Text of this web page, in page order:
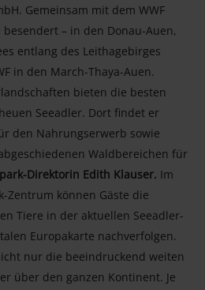
Gemeinsam mit dem WWF
– in den Donau-Auen,
entlang des Leithagebirges
in den March-Thaya-Auen.
bieten die besten
Seeadler. Dort findet er
den Nahrungserwerb sowie
Waldbereichen für
Direktorin Edith Klauser. Im
Zentrum können Gäste die
Tiere in der aktuellen Seeadler-
Europakarte nachverfolgen.
nur die beeindruckend weiten
über den ganzen Kontinent. Je